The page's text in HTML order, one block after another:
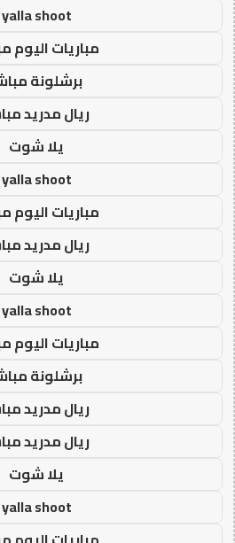
yalla shoot
مباريات اليوم
برشلونة
ريال مدريد
يلا شوت
yalla shoot
مباريات اليوم
ريال مدريد
يلا شوت
yalla shoot
مباريات اليوم
برشلونة
ريال مدريد
ريال مدريد
يلا شوت
yalla shoot